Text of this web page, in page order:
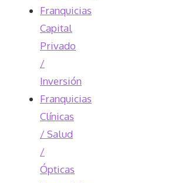
Franquicias
Capital
Privado
/
Inversión
Franquicias
Clínicas
/ Salud
/
Ópticas